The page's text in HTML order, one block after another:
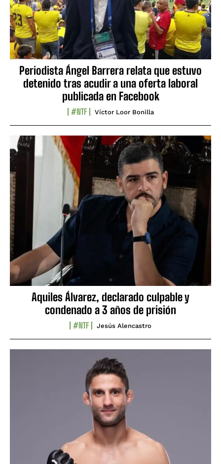
Periodista Ángel Barrera relata que estuvo
detenido tras acudir a una oferta laboral
publicada en Facebook
#NTF Víctor Loor Bonilla
Aquiles Álvarez, declarado culpable y
condenado a 3 años de prisión
#NTF Jesús Alencastro